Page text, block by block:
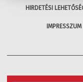
HIRDETÉSI
IMPRESSZUM